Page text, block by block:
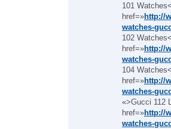
101
href=»http://
watches-
102
href=»http://
watches-
104
href=»http://
watches-
«>Gucci 112
href=»http://
watches-